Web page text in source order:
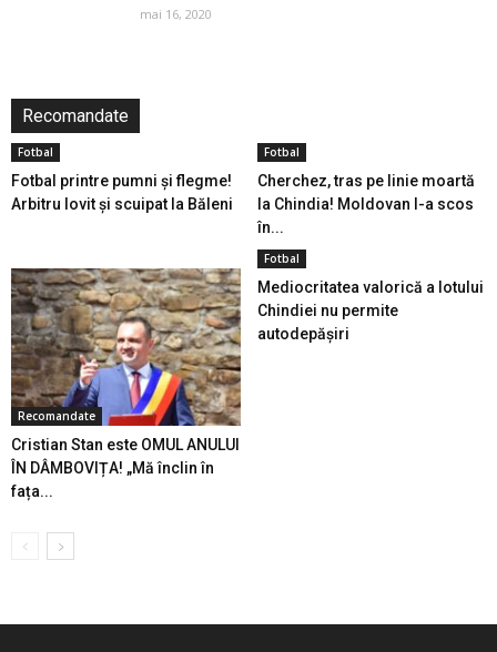
mai 16, 2020
Recomandate
Fotbal
Fotbal printre pumni și flegme!
Arbitru lovit și scuipat la Băleni
Fotbal
Cherchez, tras pe linie moartă
la Chindia! Moldovan l-a scos
în...
Recomandate
Cristian Stan este OMUL ANULUI
ÎN DÂMBOVIȚA! „Mă înclin în
fața...
Fotbal
Mediocritatea valorică a lotului
Chindiei nu permite
autodepășiri